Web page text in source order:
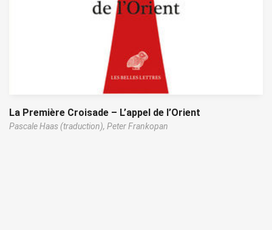
La Première Croisade – L’appel de l’Orient
Pascale Haas (traduction), Peter Frankopan